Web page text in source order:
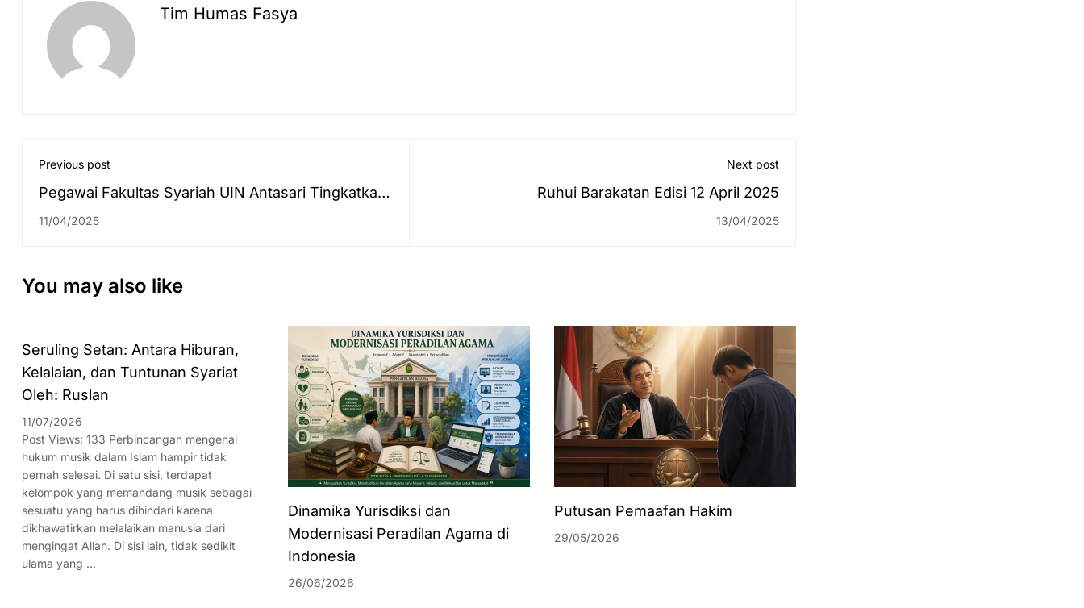
Tim Humas Fasya
Previous post
Pegawai Fakultas Syariah UIN Antasari Tingkatkan
Keamanan Digital Melalui BIMTEK MFA
11/04/2025
Next post
Ruhui Barakatan Edisi 12 April 2025
13/04/2025
You may also like
Seruling Setan: Antara Hiburan,
Kelalaian, dan Tuntunan Syariat
Oleh: Ruslan
11/07/2026
Post Views: 133 Perbincangan mengenai
hukum musik dalam Islam hampir tidak
pernah selesai. Di satu sisi, terdapat
kelompok yang memandang musik sebagai
sesuatu yang harus dihindari karena
dikhawatirkan melalaikan manusia dari
mengingat Allah. Di sisi lain, tidak sedikit
ulama yang …
Dinamika Yurisdiksi dan
Modernisasi Peradilan Agama di
Indonesia
26/06/2026
Putusan Pemaafan Hakim
29/05/2026